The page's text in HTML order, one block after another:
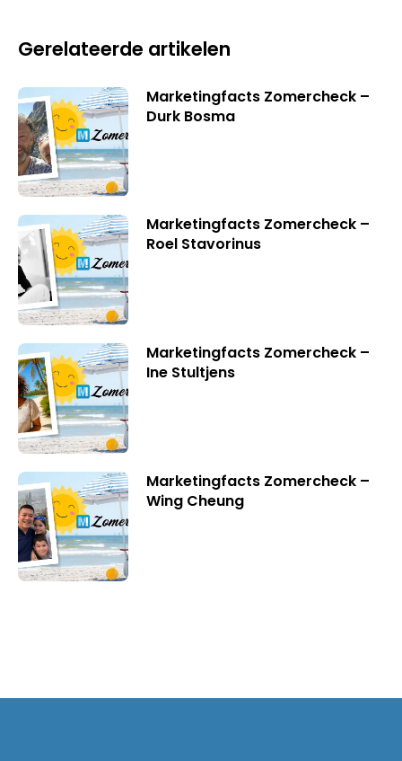
Gerelateerde artikelen
Marketingfacts Zomercheck –
Durk Bosma
Marketingfacts Zomercheck –
Roel Stavorinus
Marketingfacts Zomercheck –
Ine Stultjens
Marketingfacts Zomercheck –
Wing Cheung